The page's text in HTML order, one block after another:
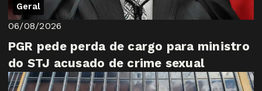
Geral
06/08/2026
PGR pede perda de cargo para ministro
do STJ acusado de crime sexual